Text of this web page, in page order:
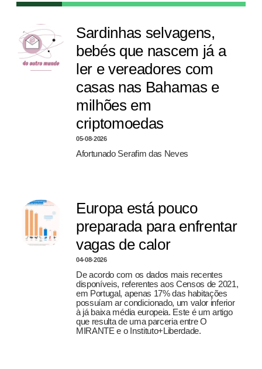
Sardinhas selvagens,
bebés que nascem já a
ler e vereadores com
casas nas Bahamas e
milhões em
criptomoedas
05-08-2026
Afortunado Serafim das Neves
Europa está pouco
preparada para enfrentar
vagas de calor
04-08-2026
De acordo com os dados mais recentes
disponíveis, referentes aos Censos de 2021,
em Portugal, apenas 17% das habitações
possuíam ar condicionado, um valor inferior
à já baixa média europeia. Este é um artigo
que resulta de uma parceria entre O
MIRANTE e o Instituto+Liberdade.